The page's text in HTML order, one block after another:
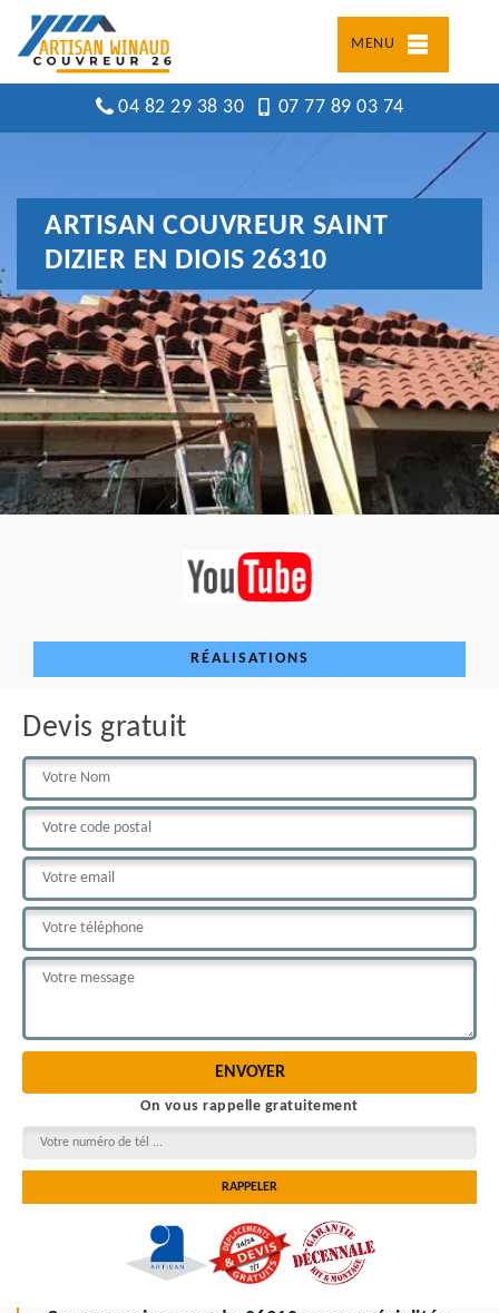
MENU
04 82 29 38 30 07 77 89 03 74
ARTISAN COUVREUR SAINT
DIZIER EN DIOIS 26310
RÉALISATIONS
Devis gratuit
On vous rappelle gratuitement